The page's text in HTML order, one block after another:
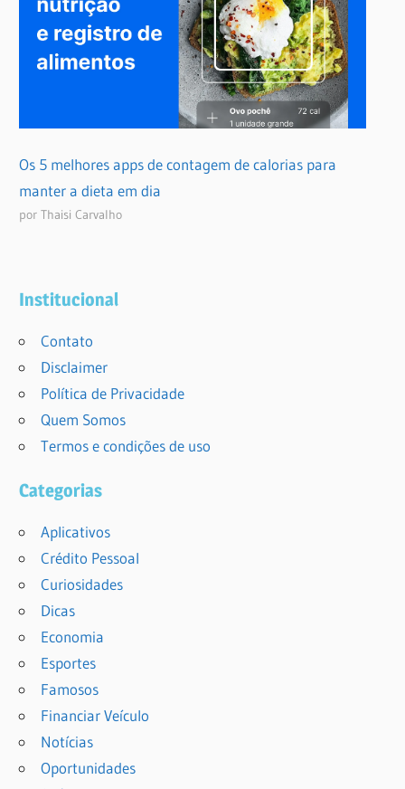
Os 5 melhores apps de contagem de calorias para
manter a dieta em dia
por Thaisi Carvalho
Institucional
Contato
Disclaimer
Política de Privacidade
Quem Somos
Termos e condições de uso
Categorias
Aplicativos
Crédito Pessoal
Curiosidades
Dicas
Economia
Esportes
Famosos
Financiar Veículo
Notícias
Oportunidades